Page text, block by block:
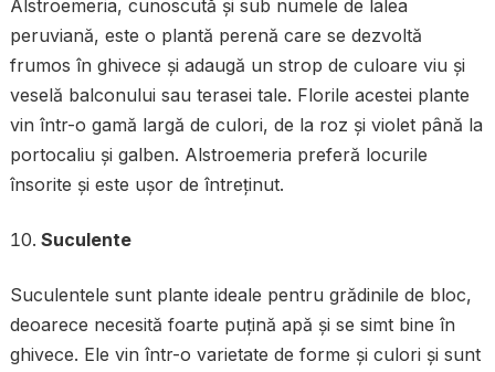
Alstroemeria, cunoscută și sub numele de lalea
peruviană, este o plantă perenă care se dezvoltă
frumos în ghivece și adaugă un strop de culoare viu și
veselă balconului sau terasei tale. Florile acestei plante
vin într-o gamă largă de culori, de la roz și violet până la
portocaliu și galben. Alstroemeria preferă locurile
însorite și este ușor de întreținut.
Suculente
Suculentele sunt plante ideale pentru grădinile de bloc,
deoarece necesită foarte puțină apă și se simt bine în
ghivece. Ele vin într-o varietate de forme și culori și sunt